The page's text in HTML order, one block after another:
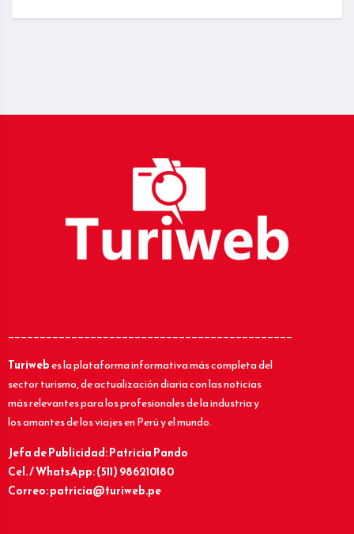
_____________________________________________
Turiwebes la plataforma informativa más completa del
sector turismo, de actualización diaria con las noticias
más relevantes para los profesionales de la industria y
los amantes de los viajes en Perú y el mundo.
Jefa de Publicidad: Patricia Pando
Cel. / WhatsApp: (511) 986210180
Correo: patricia@turiweb.pe